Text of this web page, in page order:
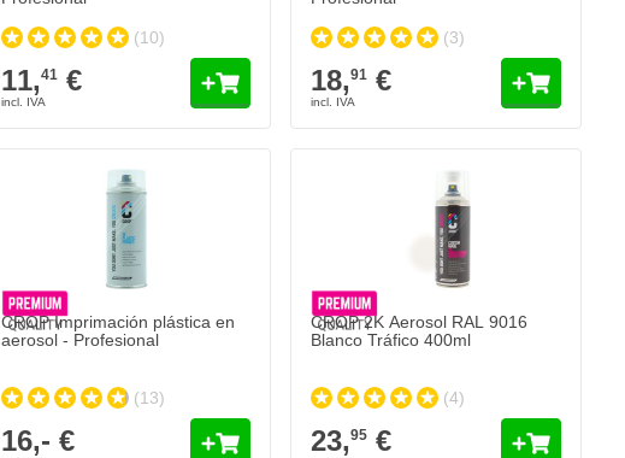
(10)
11,41€
(3)
18,91 €
CROP Imprimación plástica en
aerosol - Profesional
(13)
16,- €
Envío en 1-2 días
CROP 2K Aerosol RAL 9016
Blanco Tráfico 400ml
(4)
23,95 €